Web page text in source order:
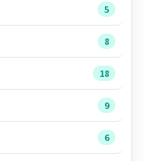
5
8
18
9
6